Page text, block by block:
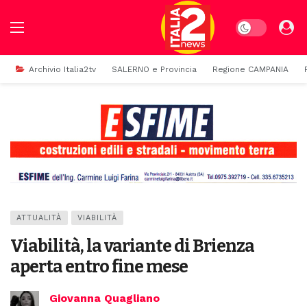
Dark mode
Archivio Italia2tv SALERNO e Provincia Regione CAMPANIA
ATTUALITÀ VIABILITÀ
Viabilità, la variante di Brienza
aperta entro fine mese
Giovanna Quagliano